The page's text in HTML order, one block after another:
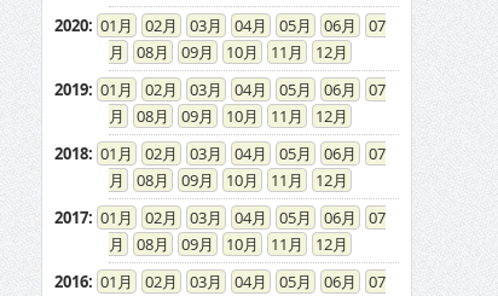
2020: 01 02 03 04 05 06
07
08
09 10 11
12
2019: 01 02 03 04 05 06
07
08
09 10 11
12
2018: 01 02 03 04 05 06
07
08
09 10 11
12
2017: 01 02 03 04 05 06
07
08
09 10 11
12
2016: 01 02 03 04 05 06
07